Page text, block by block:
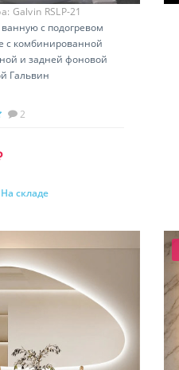
Galvin RSLP-21
с подогревом
с комбинированной
и задней фоновой
Гальвин
2
На складе